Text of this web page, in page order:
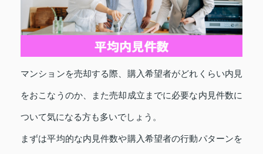
マンションを売却する際、購入希望者がどれくらい内見
をおこなうのか、また売却成立までに必要な内見件数に
ついて気になる方も多いでしょう。
まずは平均的な内見件数や購入希望者の行動パターンを